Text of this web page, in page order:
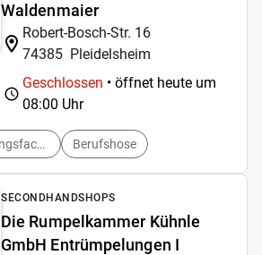
Waldenmaier
Robert-Bosch-Str. 16
74385 Pleidelsheim
Geschlossen • öffnet heute um
08:00 Uhr
Berufsbekleidungsfachgeschäft Berufshose
SECONDHANDSHOPS
Die Rumpelkammer Kühnle
GmbH Entrümpelungen I